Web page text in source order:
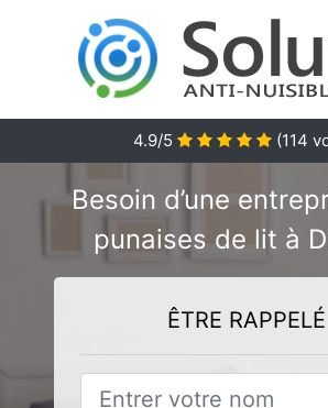
4.9/5 (114
Besoin d’une
punaises de lit à
ÊTRE RAPPELÉ